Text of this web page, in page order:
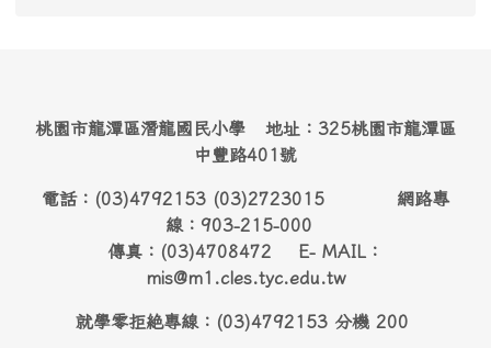
桃園市龍潭區潛龍國民小學 地址：325桃園市龍潭區
中豐路401號
電話：(03)4792153 (03)2723015 網路專
線：903-215-000
傳真：(03)4708472 E- MAIL：
mis@m1.cles.tyc.edu.tw
就學零拒絶專線：(03)4792153 分機 200